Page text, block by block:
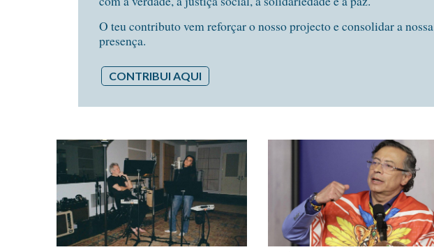
O teu contributo vem reforçar o nosso projecto e consolidar a nossa
presença.
CONTRIBUI AQUI